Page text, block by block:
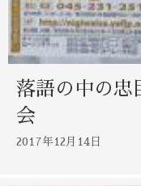
落語の中の
会
2017年12月14日